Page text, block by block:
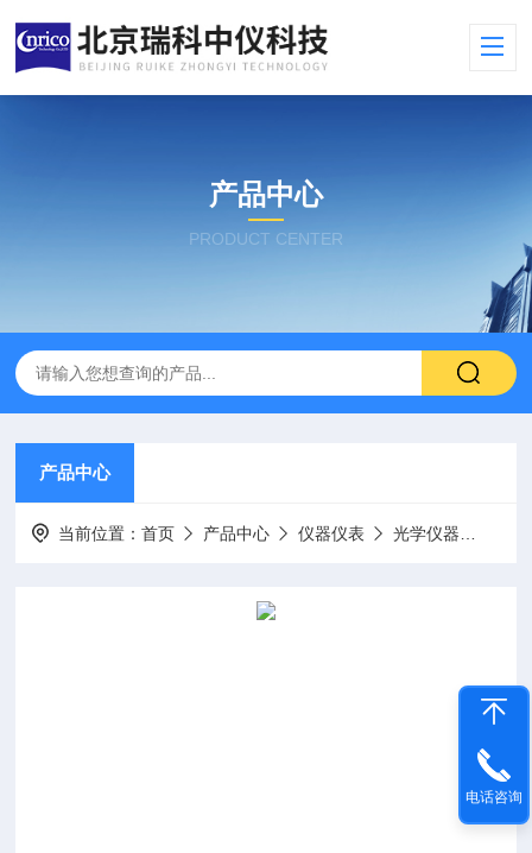
产品中心
PRODUCT CENTER
产品中心
当前位置：首页 产品中心 仪器仪表 光学仪器
电话咨询